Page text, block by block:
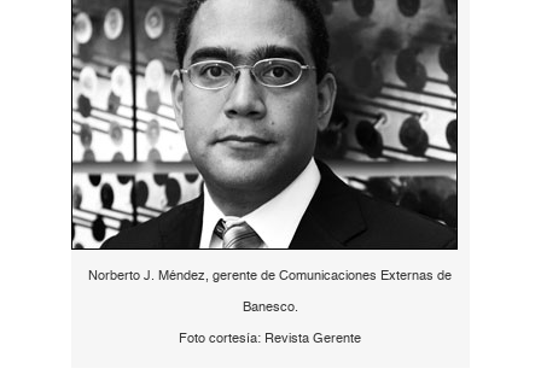
Norberto J. Méndez, gerente de Comunicaciones Externas de
Banesco.
Foto cortesía: Revista Gerente